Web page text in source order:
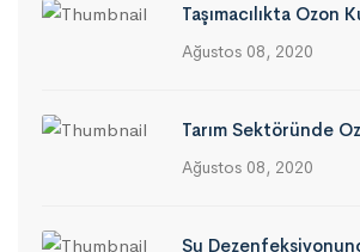
Taşımacılıkta Ozon
Ağustos 08, 2020
Tarım Sektöründe
Ağustos 08, 2020
Su